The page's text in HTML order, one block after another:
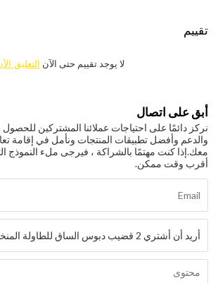
تقييم
لا يوجد تقييم حتى الآن التعليق
أبق على اتصال
نركز دائمًا على احتياجات عملائنا المشتركين
والدعم وأفضل تطبيقات المنتجات ونأمل في إقامة
معك.إذا كنت مهتمًا بالشراكة ، فيرجى ملء
أقرب وقت ممكن.